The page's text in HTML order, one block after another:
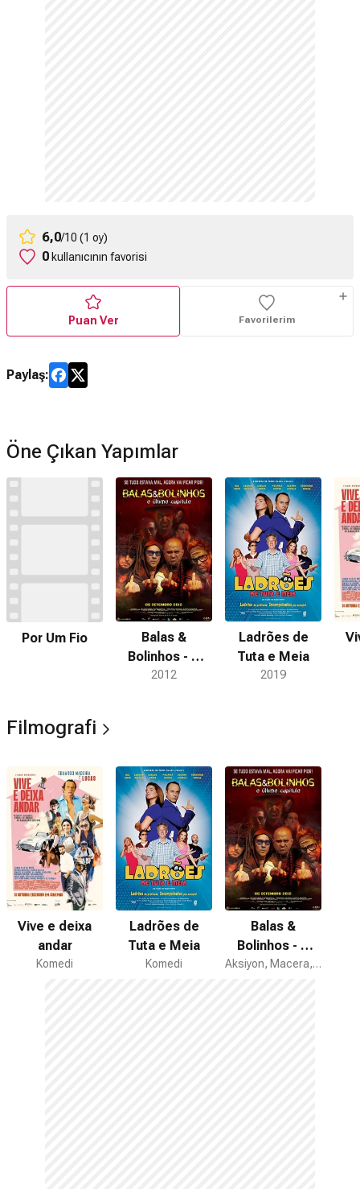
6,0/10 (1 oy)
0kullanıcının favorisi
Puan Ver Favorilerim
Paylaş:
Öne Çıkan Yapımlar
Por Um Fio
Balas &
Bolinhos - O
Último Capítulo
2012
Ladrões de
Tuta e Meia
2019
Filmografi
Vive e deixa
andar
Komedi
Ladrões de
Tuta e Meia
Komedi
Balas &
Bolinhos - O
Último Capítulo
Aksiyon, Macera, Komedi